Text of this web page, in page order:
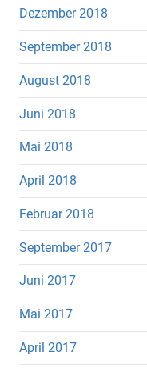
Dezember 2018
September 2018
August 2018
Juni 2018
Mai 2018
April 2018
Februar 2018
September 2017
Juni 2017
Mai 2017
April 2017